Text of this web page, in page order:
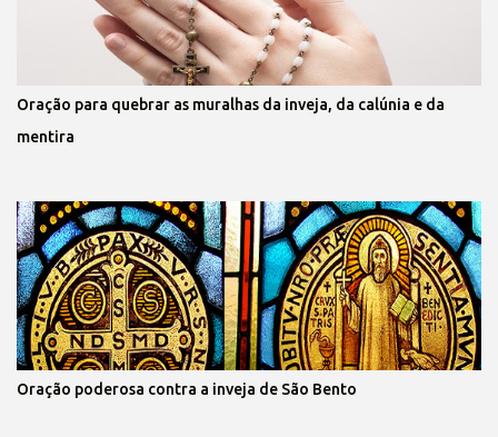
Oração para quebrar as muralhas da inveja, da calúnia e da
mentira
Oração poderosa contra a inveja de São Bento